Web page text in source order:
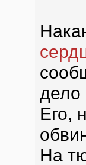
дело
Его,
На